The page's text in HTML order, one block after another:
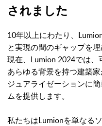
されました
10年以上にわたり、
と実現の間のギャップを
現在、Lumion 2024では、
あらゆる背景を持つ建築
ジュアライゼーションに
ムを提供します。
私たちはLumionを単なる